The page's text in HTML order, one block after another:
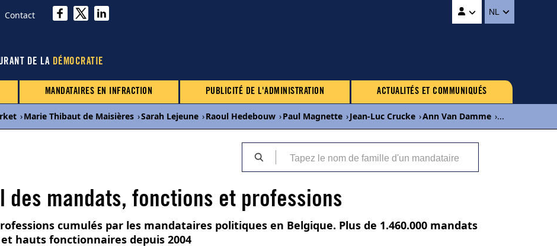
Contact NL
DE LA DÉMOCRATIE
MANDATAIRES EN INFRACTION PUBLICITÉ DE L'ADMINISTRATION ACTUALITÉS ET COMMUNIQUÉS
›Marie Thibaut de Maisières ›Sarah Lejeune ›Raoul Hedebouw ›Paul Magnette ›Jean-Luc Crucke ›Ann Van Damme ›...
des mandats, fonctions et professions
cumulés par les mandataires politiques en Belgique. Plus de 1.460.000 mandats
hauts fonctionnaires depuis 2004